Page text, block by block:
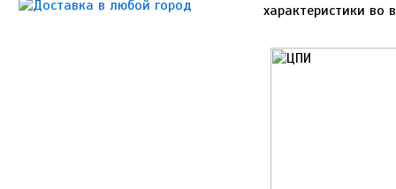
характеристики во